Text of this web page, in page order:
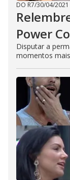
DO R7/30/04/2021
Power
Disputar a
momentos